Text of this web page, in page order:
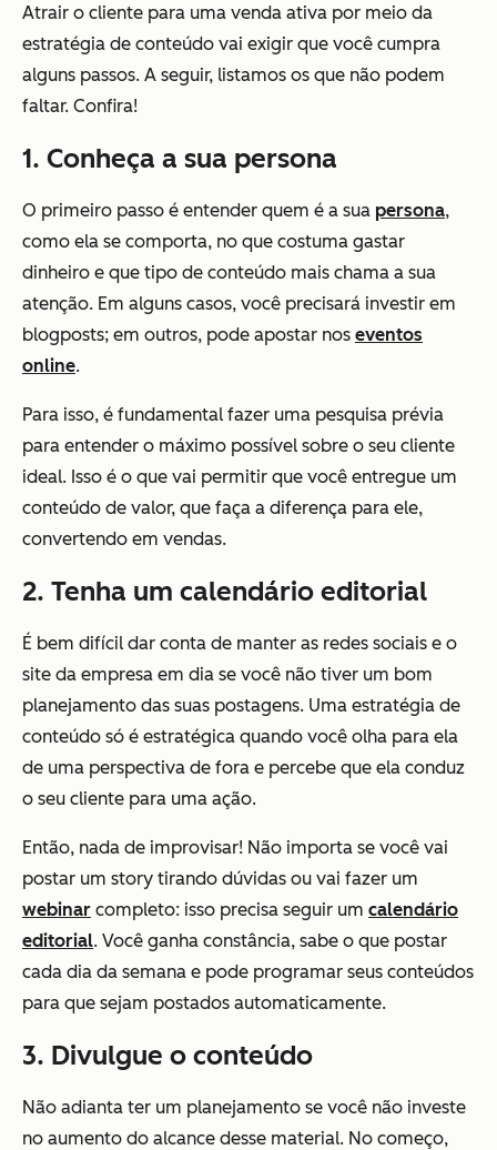
Atrair o cliente para uma venda ativa por meio da
estratégia de conteúdo vai exigir que você cumpra
alguns passos. A seguir, listamos os que não podem
faltar. Confira!
1. Conheça a sua persona
O primeiro passo é entender quem é a sua persona,
como ela se comporta, no que costuma gastar
dinheiro e que tipo de conteúdo mais chama a sua
atenção. Em alguns casos, você precisará investir em
blogposts; em outros, pode apostar nos eventos
online.
Para isso, é fundamental fazer uma pesquisa prévia
para entender o máximo possível sobre o seu cliente
ideal. Isso é o que vai permitir que você entregue um
conteúdo de valor, que faça a diferença para ele,
convertendo em vendas.
2. Tenha um calendário editorial
É bem difícil dar conta de manter as redes sociais e o
site da empresa em dia se você não tiver um bom
planejamento das suas postagens. Uma estratégia de
conteúdo só é estratégica quando você olha para ela
de uma perspectiva de fora e percebe que ela conduz
o seu cliente para uma ação.
Então, nada de improvisar! Não importa se você vai
postar um story tirando dúvidas ou vai fazer um
webinar completo: isso precisa seguir um calendário
editorial. Você ganha constância, sabe o que postar
cada dia da semana e pode programar seus conteúdos
para que sejam postados automaticamente.
3. Divulgue o conteúdo
Não adianta ter um planejamento se você não investe
no aumento do alcance desse material. No começo,